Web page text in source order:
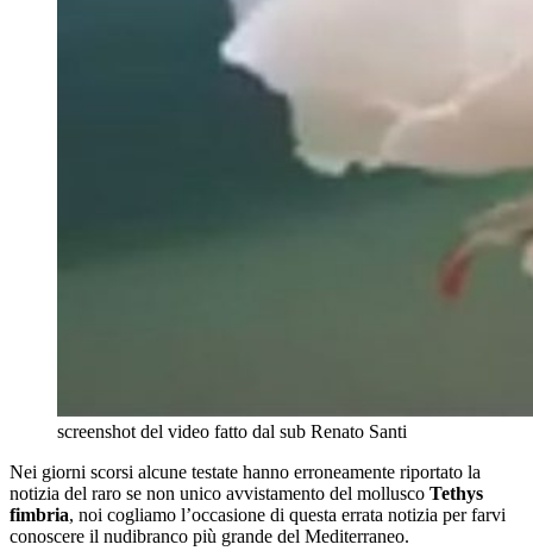
screenshot del video fatto dal sub Renato Santi
Nei giorni scorsi alcune testate hanno erroneamente riportato la
notizia del raro se non unico avvistamento del mollusco Tethys
fimbria, noi cogliamo l’occasione di questa errata notizia per farvi
conoscere il nudibranco più grande del Mediterraneo.